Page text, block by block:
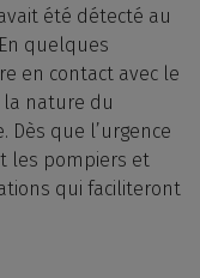
été détecté au
quelques
en contact avec le
nature du
Dès que l’urgence
les pompiers et
qui faciliteront